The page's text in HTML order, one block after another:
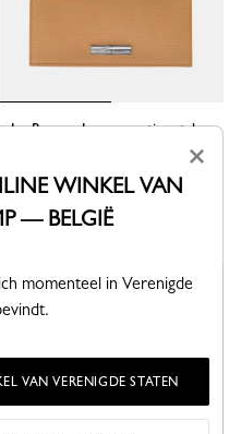
Le Roseau Lange continentale
280,00 €
×
WINKEL VAN
— BELGIË
momenteel in Verenigde
VAN VERENIGDE STATEN